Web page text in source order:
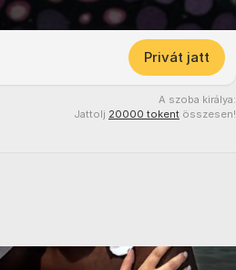
Privát jatt
A szoba királya:
Jattolj 20000 tokent összesen!